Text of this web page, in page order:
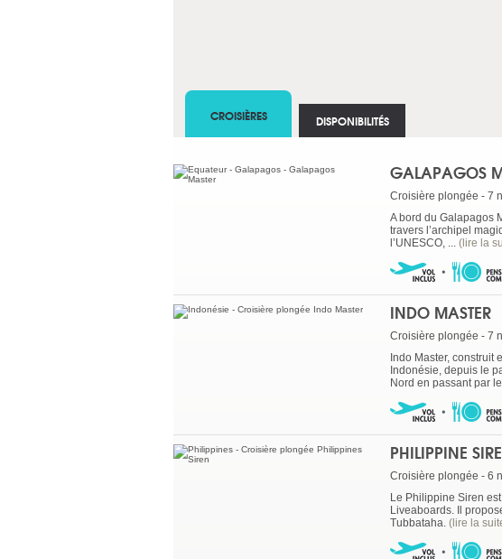
CROISIÈRES
GALAPAGOS
Croisière plongée - 7
A bord du Galapagos
travers l’archipel
l’UNESCO, ... (lire la
INDO MASTER
Croisière plongée - 7
Indo Master, construit
Indonésie, depuis le
Nord en passant par
PHILIPPINE
Croisière plongée - 6
Le Philippine Siren
Liveaboards. Il
Tubbataha. (lire la
DISPONIBILITÉS